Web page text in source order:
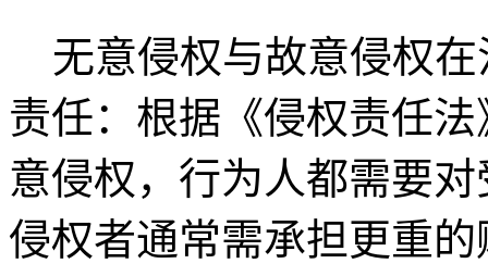
无意侵权与故意侵权在
责任：根据《侵权责任
意侵权，行为人都需要
侵权者通常需承担更重